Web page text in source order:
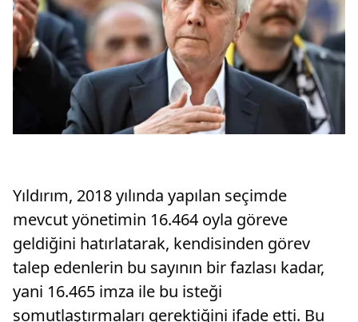
Yıldırım, 2018 yılında yapılan seçimde
mevcut yönetimin 16.464 oyla göreve
geldiğini hatırlatarak, kendisinden görev
talep edenlerin bu sayının bir fazlası kadar,
yani 16.465 imza ile bu isteği
somutlaştırmaları gerektiğini ifade etti. Bu